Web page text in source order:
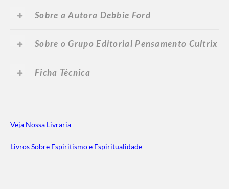
Sobre a Autora Debbie Ford
Sobre o Grupo Editorial Pensamento Cultrix
Ficha Técnica
Veja Nossa Livraria
Livros Sobre Espiritismo e Espiritualidade